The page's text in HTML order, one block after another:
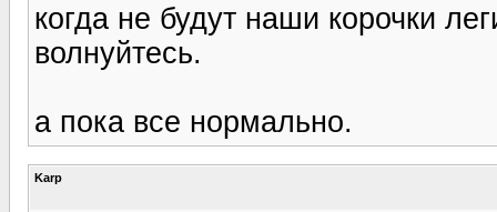
когда не будут наши корочки
волнуйтесь.
а пока все нормально.
Karp